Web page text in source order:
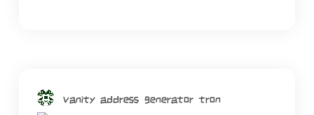
vanity address generator tron